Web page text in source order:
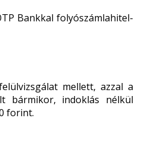
Bankkal folyószámlahitel-
mellett, azzal a
bármikor, indoklás nélkül
forint.